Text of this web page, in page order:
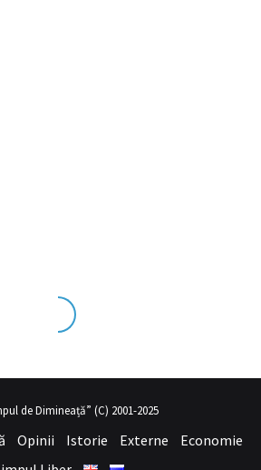
sex izleseviye olduğu dışarıdan
de Dimineață” (C) 2001-2025
Opinii Istorie Externe
Economie